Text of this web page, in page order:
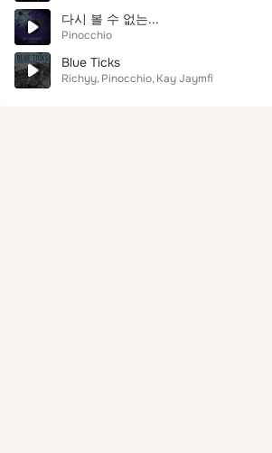
다시 볼 수 없는...
Pinocchio
Blue Ticks
Richyy Pinocchio Kay Jaymfi